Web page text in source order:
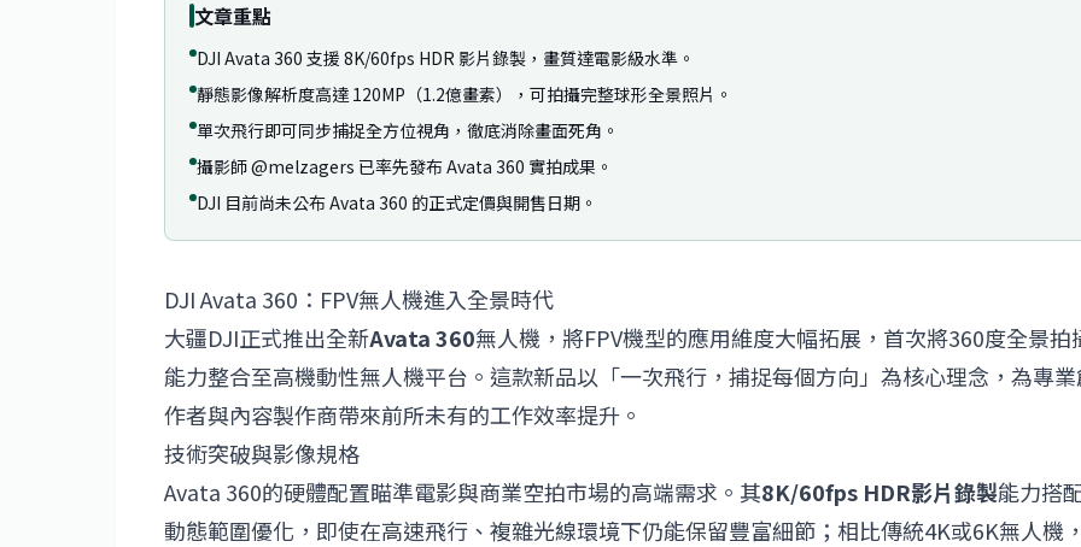
文章重點
DJI Avata 360 支援 8K/60fps HDR 影片錄製，畫質達電影級水準。
靜態影像解析度高達 120MP（1.2億畫素），可拍攝完整球形全景照片。
單次飛行即可同步捕捉全方位視角，徹底消除畫面死角。
攝影師 @melzagers 已率先發布 Avata 360 實拍成果。
DJI 目前尚未公布 Avata 360 的正式定價與開售日期。
DJI Avata 360：FPV無人機進入全景時代
大疆DJI正式推出全新Avata 360無人機，將FPV機型的應用維度大幅拓展，首次將360度全景拍
能力整合至高機動性無人機平台。這款新品以「一次飛行，捕捉每個方向」為核心理念，為專
作者與內容製作商帶來前所未有的工作效率提升。
技術突破與影像規格
Avata 360的硬體配置瞄準電影與商業空拍市場的高端需求。其8K/60fps HDR影片錄製能力搭
動態範圍優化，即使在高速飛行、複雜光線環境下仍能保留豐富細節；相比傳統4K或6K無人機